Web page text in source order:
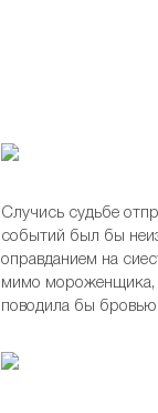
Случись судьбе
событий был бы
оправданием на
мимо мороженщика,
поводила бы бровью